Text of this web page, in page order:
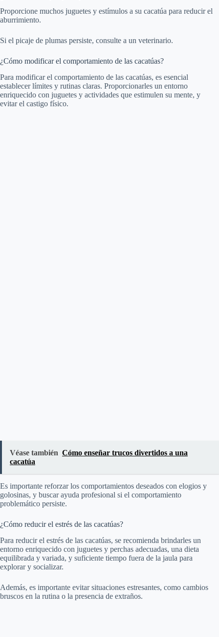
Proporcione muchos juguetes y estímulos a su cacatúa para reducir el
aburrimiento.
Si el picaje de plumas persiste, consulte a un veterinario.
¿Cómo modificar el comportamiento de las cacatúas?
Para modificar el comportamiento de las cacatúas, es esencial
establecer límites y rutinas claras. Proporcionarles un entorno
enriquecido con juguetes y actividades que estimulen su mente, y
evitar el castigo físico.
Véase también Cómo enseñar trucos divertidos a una
cacatúa
Es importante reforzar los comportamientos deseados con elogios y
golosinas, y buscar ayuda profesional si el comportamiento
problemático persiste.
¿Cómo reducir el estrés de las cacatúas?
Para reducir el estrés de las cacatúas, se recomienda brindarles un
entorno enriquecido con juguetes y perchas adecuadas, una dieta
equilibrada y variada, y suficiente tiempo fuera de la jaula para
explorar y socializar.
Además, es importante evitar situaciones estresantes, como cambios
bruscos en la rutina o la presencia de extraños.